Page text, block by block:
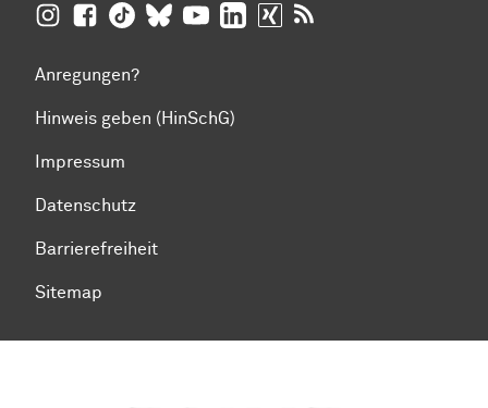
TU Dortmund auf Insta­gram
TU Dortmund auf Facebook
TU Dortmund auf TikTok
TU Dortmund auf BlueSky
TU Dortmund auf YouTube
TU Dortmund auf LinkedIn
TU Dortmund auf XING
Anregungen?
Hinweis geben (HinSchG)
Impressum
Datenschutz
Barrierefreiheit
Sitemap